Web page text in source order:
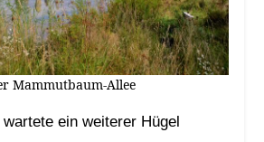
Mammutbaum-Allee
ein weiterer Hügel